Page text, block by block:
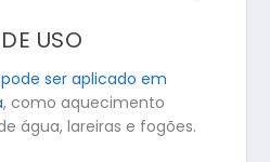
USO
ser aplicado em
, como aquecimento
água, lareiras e fogões.